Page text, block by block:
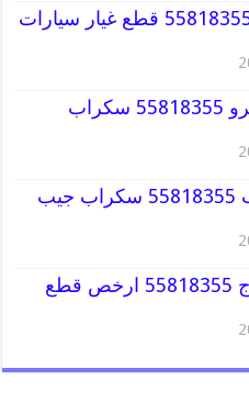
قطع غيار كيا 55818355 قطع غيار سيارات
قطع غيار باجيرو 55818355 سكراب
قطع غيار جيب 55818355 سكراب جيب
قطع غيار دودج 55818355 ارخص قطع